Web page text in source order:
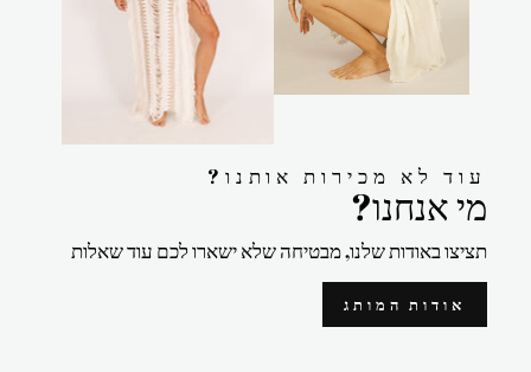
?עוד לא מכירות אותנו
?מי אנחנו
תציצו באודות שלנו, מבטיחה שלא ישארו לכם עוד שאלות
אודות המותג